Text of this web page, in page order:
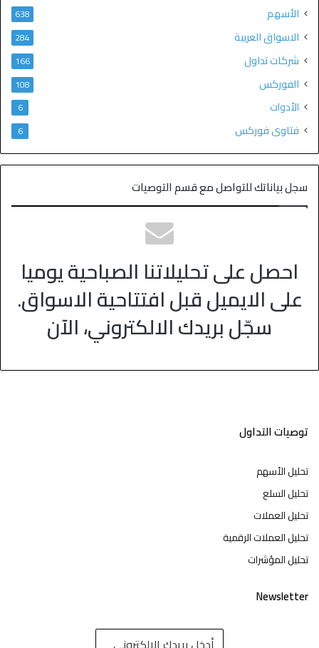
الأسهم 638
الاسواق العربية 284
شركات تداول 166
الفوركس 108
الأدوات 6
فتاوى فوركس 6
سجل بياناتك للتواصل مع قسم التوصيات
احصل على تحليلاتنا الصباحية يوميا
على الايميل قبل افتتاحية الاسواق.
سجّل بريدك الالكتروني، الآن
توصيات التداول
تحليل الأسهم
تحليل السلع
تحليل العملات
تحليل العملات الرقمية
تحليل المؤشرات
Newsletter